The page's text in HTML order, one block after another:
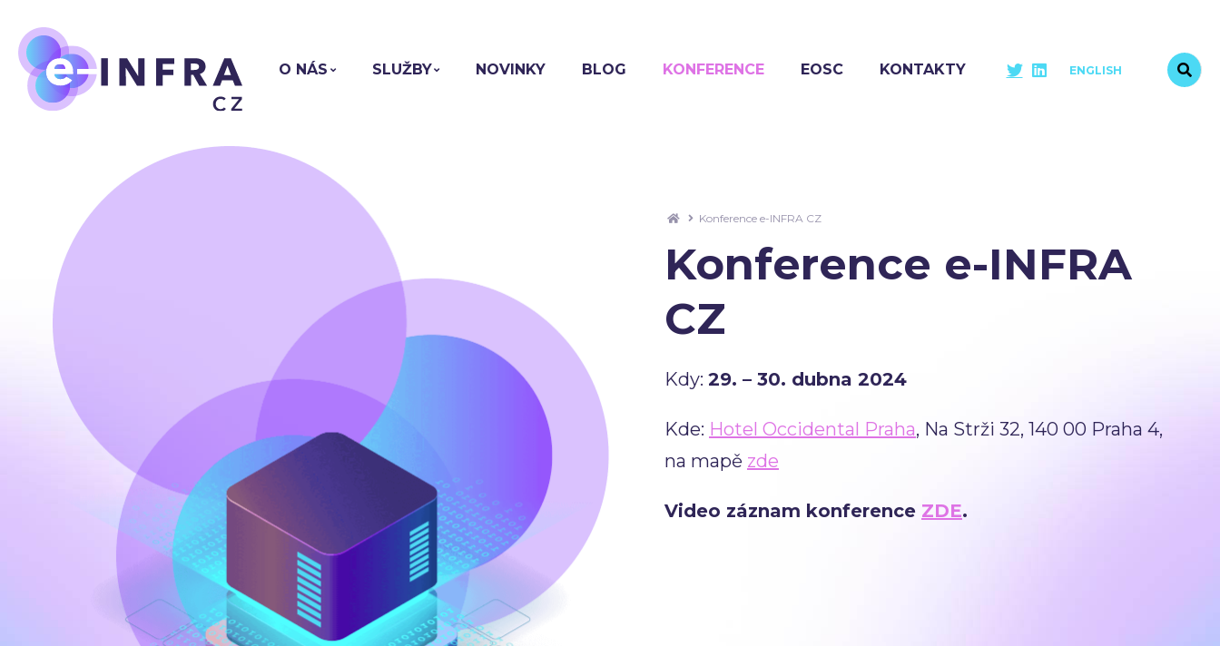
O NÁS SLUŽBY NOVINKY BLOG KONFERENCE EOSC KONTAKTY ENGLISH
Konference e-INFRA CZ
Konference e-INFRA
CZ
Kdy: 29. – 30. dubna 2024
Kde: Hotel Occidental Praha, Na Strži 32, 140 00 Praha 4,
na mapě zde
Video záznam konference ZDE.